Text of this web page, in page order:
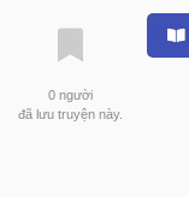
0 người
đã lưu truyện này.